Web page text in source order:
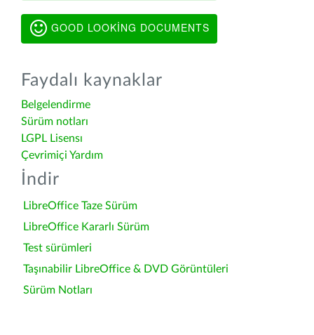
GOOD LOOKING DOCUMENTS
Faydalı kaynaklar
Belgelendirme
Sürüm notları
LGPL Lisensı
Çevrimiçi Yardım
İndir
LibreOffice Taze Sürüm
LibreOffice Kararlı Sürüm
Test sürümleri
Taşınabilir LibreOffice & DVD Görüntüleri
Sürüm Notları